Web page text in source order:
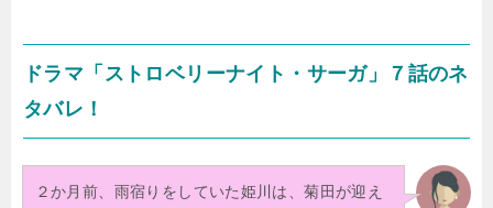
ドラマ「ストロベリーナイト・サーガ」７話のネ
タバレ！
２か月前、雨宿りをしていた姫川は、菊田が迎え